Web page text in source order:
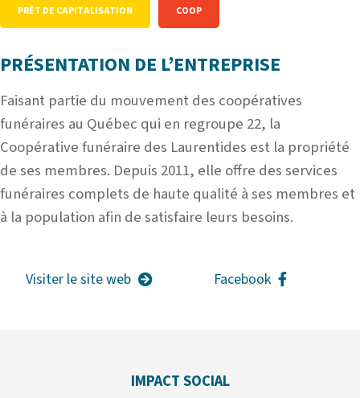
PRÊT DE CAPITALISATION COOP
PRÉSENTATION DE L’ENTREPRISE
Faisant partie du mouvement des coopératives
funéraires au Québec qui en regroupe 22, la
Coopérative funéraire des Laurentides est la propriété
de ses membres. Depuis 2011, elle offre des services
funéraires complets de haute qualité à ses membres et
à la population afin de satisfaire leurs besoins.
Visiter le site web Facebook
IMPACT SOCIAL